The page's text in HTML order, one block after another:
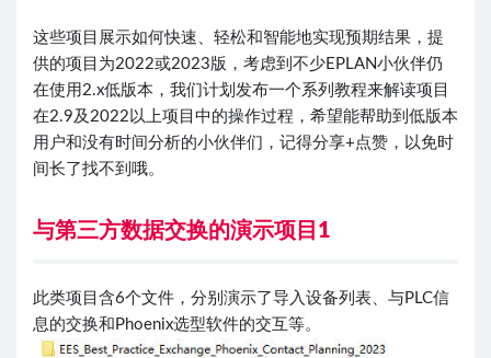
这些项目展示如何快速、轻松和智能地实现预期结果，提
供的项目为2022或2023版，考虑到不少EPLAN小伙伴仍
在使用2.x低版本，我们计划发布一个系列教程来解读项目
在2.9及2022以上项目中的操作过程，希望能帮助到低版本
用户和没有时间分析的小伙伴们，记得分享+点赞，以免时
间长了找不到哦。
与第三方数据交换的演示项目1
此类项目含6个文件，分别演示了导入设备列表、与PLC信
息的交换和Phoenix选型软件的交互等。